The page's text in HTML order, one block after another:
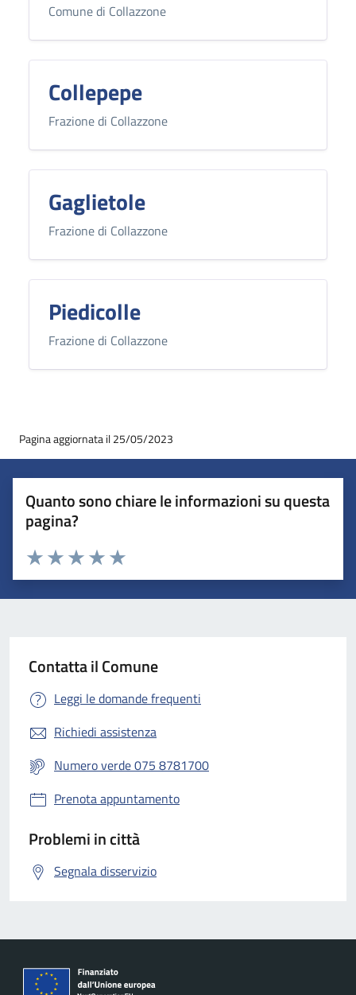
Comune di Collazzone
Collepepe
Frazione di Collazzone
Gaglietole
Frazione di Collazzone
Piedicolle
Frazione di Collazzone
Pagina aggiornata il 25/05/2023
Quanto sono chiare le informazioni su questa
pagina?
Valuta 5 stelle su 5
Valuta 4 stelle su 5
Valuta 3 stelle su 5
Valuta 2 stelle su 5
Valuta 1 stelle su 5
Contatta il Comune
Leggi le domande frequenti
Richiedi assistenza
Numero verde 075 8781700
Prenota appuntamento
Problemi in città
Segnala disservizio